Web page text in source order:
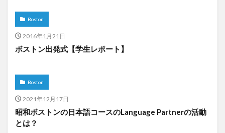
Boston
2016年1月21日
ボストン出発式【学生レポート】
Boston
2021年12月17日
昭和ボストンの日本語コースのLanguage Partnerの活動
とは？